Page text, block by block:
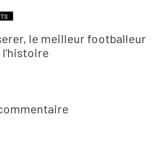
le meilleur footballeur